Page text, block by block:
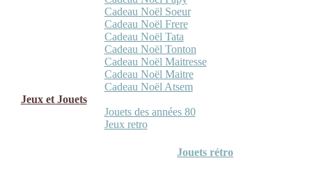
Cadeau Noël Soeur
Cadeau Noël Frere
Cadeau Noël Tata
Cadeau Noël Tonton
Cadeau Noël Maitresse
Cadeau Noël Maitre
Cadeau Noël Atsem
Jeux et Jouets
Jouets des années 80
Jeux retro
Jouets rétro